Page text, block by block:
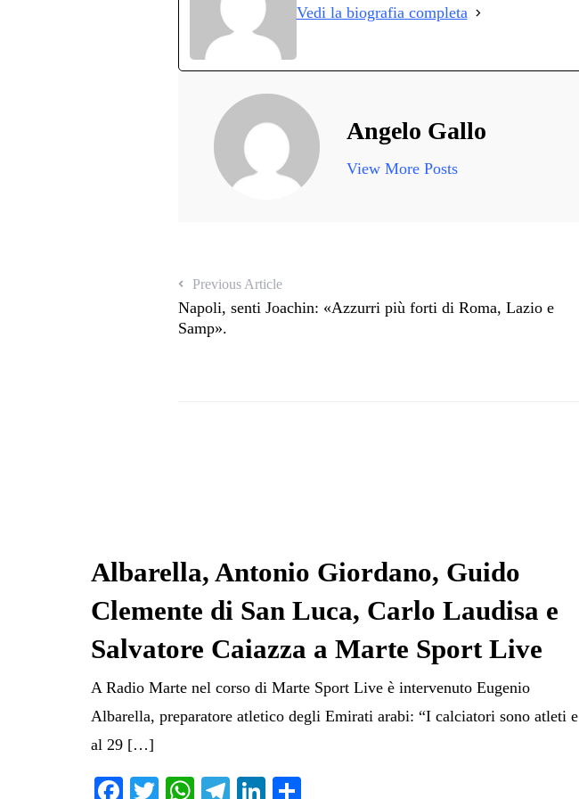
pp m
di
Vedi la biografia completa
Angelo Gallo
View More Posts
Previous Article
Napoli, senti Joachin: «Azzurri più forti di Roma, Lazio e
Samp».
Albarella, Antonio Giordano, Guido
Clemente di San Luca, Carlo Laudisa e
Salvatore Caiazza a Marte Sport Live
A Radio Marte nel corso di Marte Sport Live è intervenuto Eugenio
Albarella, preparatore atletico degli Emirati arabi: “I calciatori sono atleti e
al 29 […]
Fa T
W
Te
Li